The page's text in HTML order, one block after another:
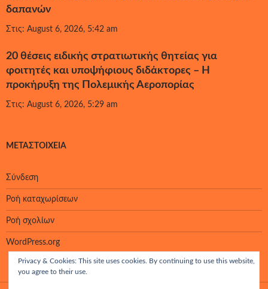
δαπανών
Στις: August 6, 2026, 5:42 am
20 θέσεις ειδικής στρατιωτικής θητείας για
φοιτητές και υποψήφιους διδάκτορες – Η
προκήρυξη της Πολεμικής Αεροπορίας
Στις: August 6, 2026, 5:29 am
ΜΕΤΑΣΤΟΙΧΕΊΑ
Σύνδεση
Ροή καταχωρίσεων
Ροή σχολίων
WordPress.org
Privacy & Cookies: This site uses cookies. By continuing to use this website,
you agree to their use.